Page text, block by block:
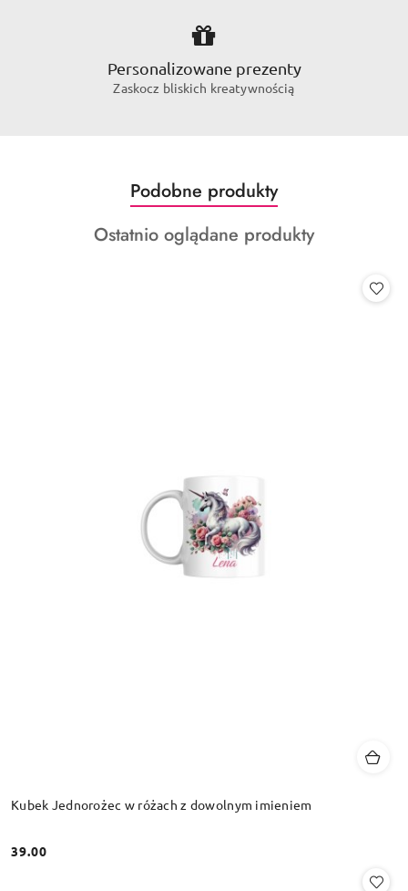
Personalizowane prezenty
Zaskocz bliskich kreatywnością
Pomiń karuzelę produktów
Produkty
o
statusie:
Podobne produkty
Produkty
Ostatnio oglądane produkty
Kubek Jednorożec w różach z dowolnym imieniem
Cena:
39.00